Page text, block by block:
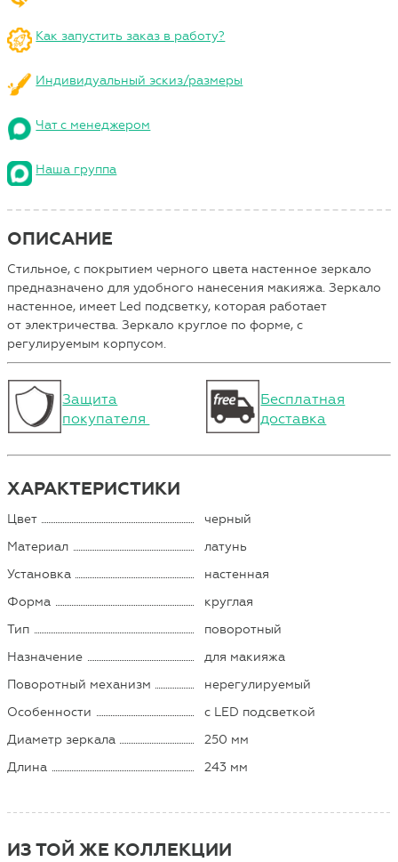
Как запустить заказ в работу?
Индивидуальный эскиз/размеры
Чат с менеджером
Наша группа
ОПИСАНИЕ
Стильное, с покрытием черного цвета настенное зеркало
предназначено для удобного нанесения макияжа. Зеркало
настенное, имеет Led подсветку, которая работает
от электричества. Зеркало круглое по форме, с
регулируемым корпусом.
Защита
покупателя
Бесплатная
доставка
ХАРАКТЕРИСТИКИ
Цвет
черный
Материал
латунь
Установка
настенная
Форма
круглая
Тип
поворотный
Назначение
для макияжа
Поворотный механизм
нерегулируемый
Особенности
с LED подсветкой
Диаметр зеркала
250 мм
Длина
243 мм
ИЗ ТОЙ ЖЕ КОЛЛЕКЦИИ